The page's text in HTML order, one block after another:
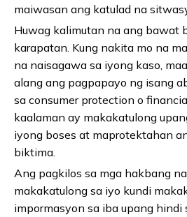
maiwasan ang katulad na
Huwag kalimutan na ang bawat
karapatan. Kung nakita mo na
na naisagawa sa iyong kaso,
alang ang pagpapayo ng isang
sa consumer protection o
kaalaman ay makakatulong
iyong boses at maprotektahan
biktima.
Ang pagkilos sa mga hakbang
makakatulong sa iyo kundi
impormasyon sa iba upang